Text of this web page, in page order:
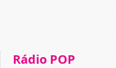
Rádio POP